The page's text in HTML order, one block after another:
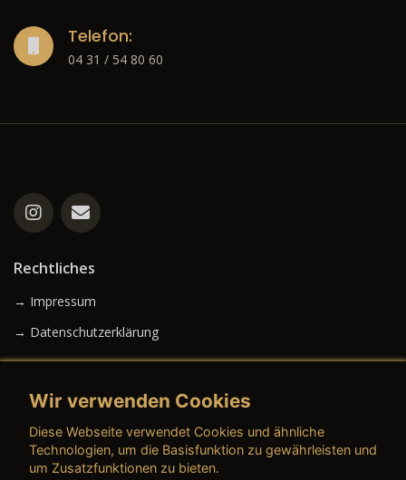
Telefon:
04 31 / 54 80 60
Rechtliches
→ Impressum
→ Datenschutzerklärung
→ AGB (Gebrauchtwagen)
Wir verwenden Cookies
Diese Webseite verwendet Cookies und ähnliche
Technologien, um die Basisfunktion zu gewährleisten und
um Zusatzfunktionen zu bieten.